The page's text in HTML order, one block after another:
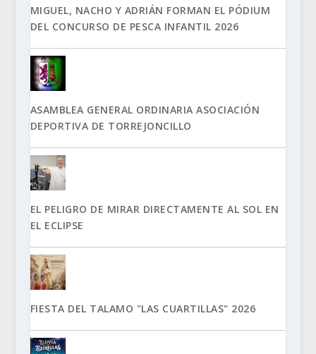
MIGUEL, NACHO Y ADRIÁN FORMAN EL PÓDIUM
DEL CONCURSO DE PESCA INFANTIL 2026
ASAMBLEA GENERAL ORDINARIA ASOCIACIÓN
DEPORTIVA DE TORREJONCILLO
EL PELIGRO DE MIRAR DIRECTAMENTE AL SOL EN
EL ECLIPSE
FIESTA DEL TALAMO "LAS CUARTILLAS" 2026